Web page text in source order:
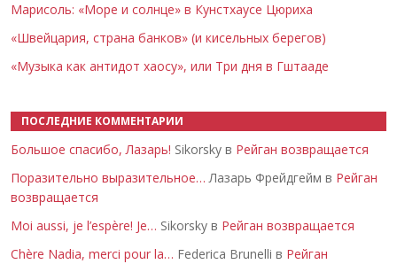
Марисоль: «Море и солнце» в Кунстхаусе Цюриха
«Швейцария, страна банков» (и кисельных берегов)
«Музыка как антидот хаосу», или Три дня в Гштааде
ПОСЛЕДНИЕ КОММЕНТАРИИ
Большое спасибо, Лазарь! Sikorsky в Рейган возвращается
Поразительно выразительное… Лазарь Фрейдгейм в Рейган
возвращается
Moi aussi, je l’espère! Je… Sikorsky в Рейган возвращается
Chère Nadia, merci pour la… Federica Brunelli в Рейган